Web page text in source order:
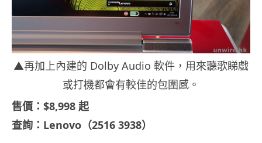
▲再加上內建的 Dolby Audio 軟件，用來聽歌睇戲
或打機都會有較佳的包圍感。
售價：$8,998 起
查詢：Lenovo（2516 3938）